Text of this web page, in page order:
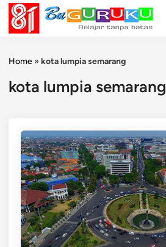
Skip
content
Home » kota lumpia semarang
kota lumpia semarang